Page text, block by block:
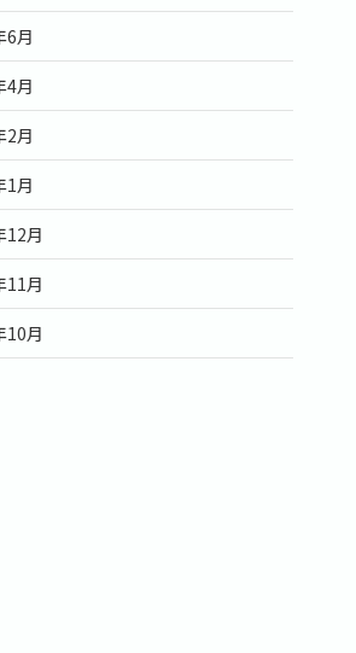
6月
4月
2月
1月
12月
11月
10月